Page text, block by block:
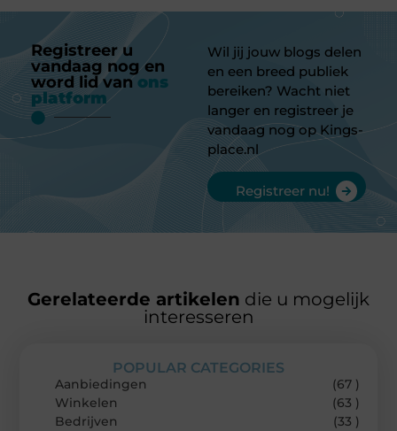
Registreer u
vandaag nog en
word lid van ons
platform
Wil jij jouw blogs delen
en een breed publiek
bereiken? Wacht niet
langer en registreer je
vandaag nog op Kings-
place.nl
Registreer nu!
Gerelateerde artikelen die u mogelijk
interesseren
POPULAR CATEGORIES
Aanbiedingen
(67 )
Winkelen
(63 )
Bedrijven
(33 )